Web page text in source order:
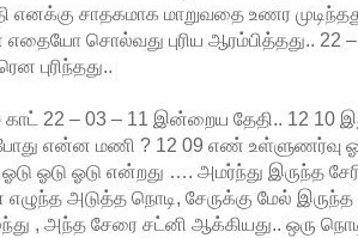
எனக்கு சாதகமாக மாறுவதை உணர
சொல்வது புரிய ஆரம்பித்தது.. 22
புரிந்தது..
22 – 03 – 11 இன்றைய தேதி.. 12 10
என்ன மணி ? 12 09 எண் உள்ளுணர்வு ஓடு
ஓடு ஓடு ஓடு என்றது …. அமர்ந்து இருந்த
எழுந்த அடுத்த நொடி, சேருக்கு மேல் இருந்த
, அந்த சேரை சட்னி ஆக்கியது.. ஒரு